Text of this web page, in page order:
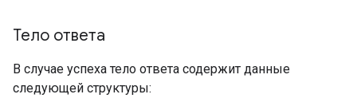
Тело ответа
В случае успеха тело ответа содержит данные
следующей структуры: